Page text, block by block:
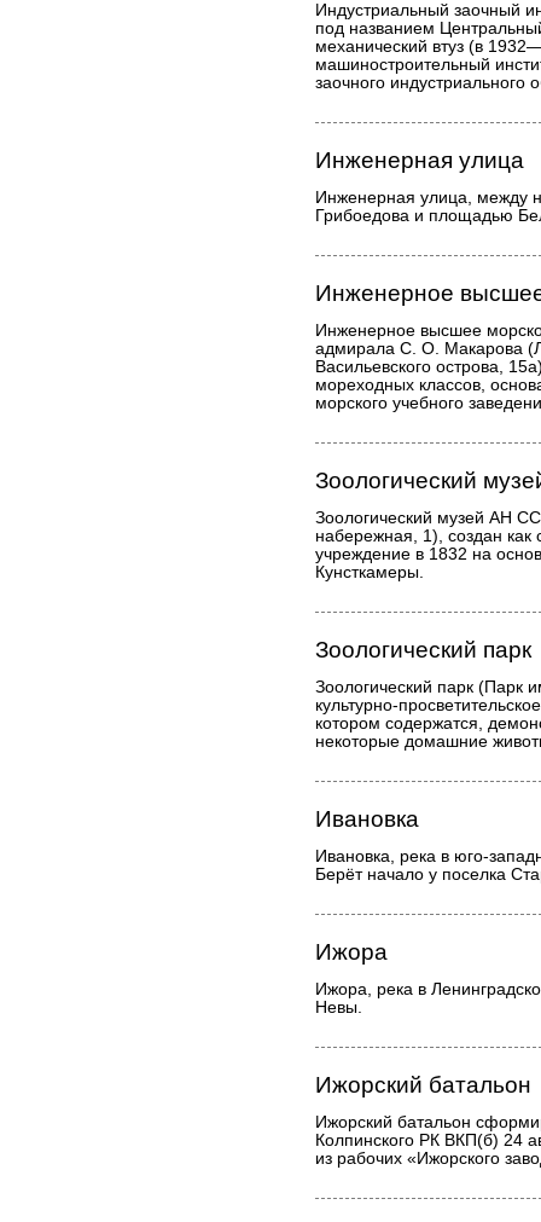
Индустриальный заочный
под названием
механический втуз (в
машиностроительный
заочного индустриального
Инженерная улица
Инженерная улица, между
Грибоедова и площадью
Инженерное
Инженерное высшее
адмирала С. О. Макарова
Васильевского острова,
мореходных классов,
морского учебного
Зоологический
Зоологический музей АН
набережная, 1), создан как
учреждение в 1832 на
Кунсткамеры.
Зоологический парк
Зоологический парк (Парк
культурно-
котором содержатся,
некоторые домашние
Ивановка
Ивановка, река в юго-
Берёт начало у поселка
Ижора
Ижора, река в
Невы.
Ижорский батальон
Ижорский батальон
Колпинского РК ВКП(б) 24
из рабочих «Ижорского